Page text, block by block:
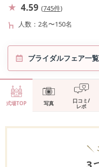
4.59 (745件)
人数
2名〜150名
ブライダルフェア一
式場TOP 写真 口コミ/
レポ